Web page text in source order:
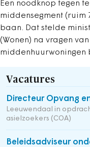
Een noodknop tegen
middensegment (ruim
baan. Dat stelde
(Wonen) na vragen
Vacatures
Directeur Opvang
Leeuwendaal in
asielzoekers (COA)
Beleidsadviseur